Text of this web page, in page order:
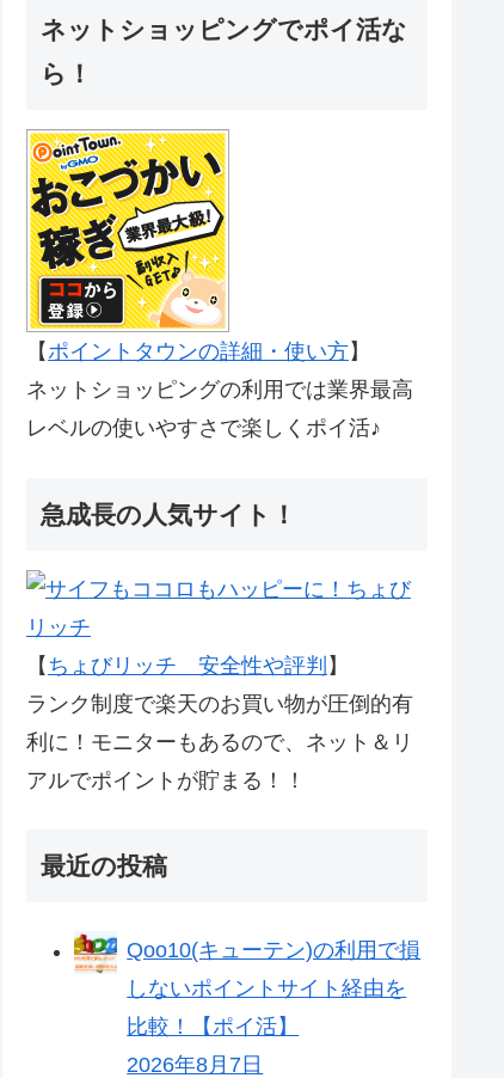
ネットショッピングでポイ活な
ら！
【ポイントタウンの詳細・使い方】
ネットショッピングの利用では業界最高
レベルの使いやすさで楽しくポイ活♪
急成長の人気サイト！
【 ちょびリッチ 安全性や評判 】
ランク制度で楽天のお買い物が圧倒的有
利に！モニターもあるので、ネット＆リ
アルでポイントが貯まる！！
最近の投稿
Qoo10(キューテン)の利用で損
しないポイントサイト経由を
比較！【ポイ活】
2026年8月7日